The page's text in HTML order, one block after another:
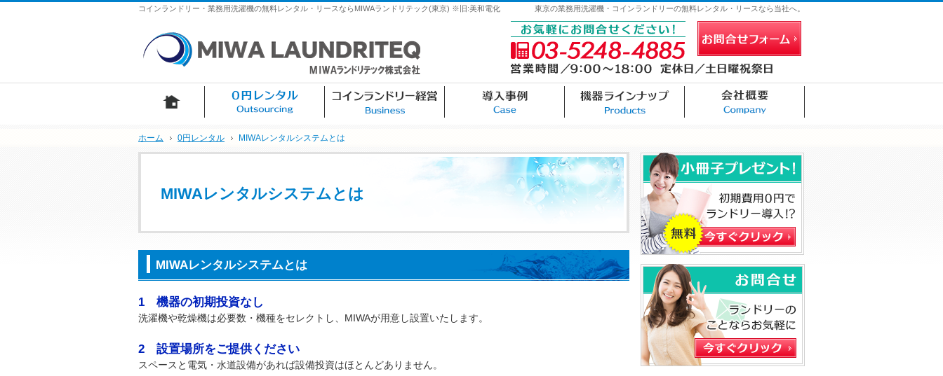
MIWAレンタルシステムとは
東京の業務用洗濯機・コインランドリーの無料レンタル・リースなら当社へ。
コインランドリー・業務用洗濯機の無料レンタル・リースならMIWAランドリテック(東京) ※旧:美和電化
MIWAレンタルシステムとは
1 機器の初期投資なし
洗濯機や乾燥機は必要数・機種をセレクトし、MIWAが用意し設置いたします。
2 設置場所をご提供ください
スペースと電気・水道設備があれば設備投資はほとんどありません。
ホーム 0円レンタル コインランドリー経営 導入事例 機器ラインナップ
ホーム 0円レンタル MIWAレンタルシステムとは